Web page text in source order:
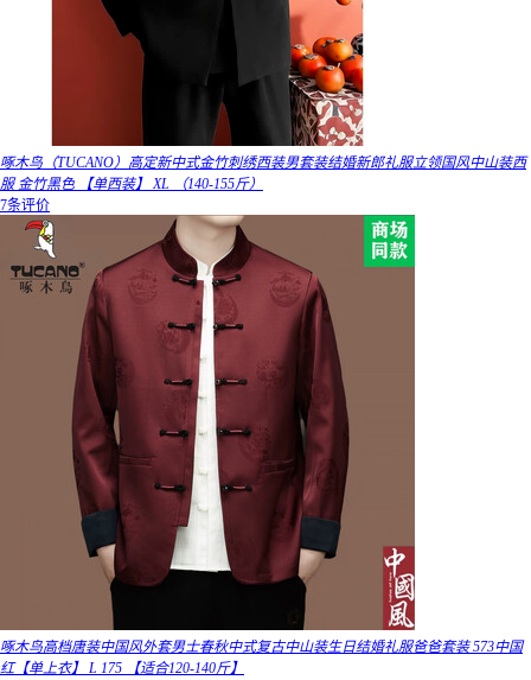
啄木鸟（TUCANO）高定新中式金竹刺绣西装男套装结婚新郎礼服立领国风中山装西
服 金竹黑色 【单西装】 XL （140-155斤）
7条评价
啄木鸟高档唐装中国风外套男士春秋中式复古中山装生日结婚礼服爸爸套装 573中国
红【单上衣】 L 175 【适合120-140斤】